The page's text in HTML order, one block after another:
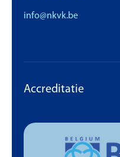
info@nkvk.be
Accreditatie